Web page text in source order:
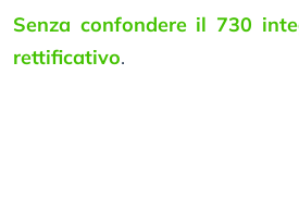
Senza confondere il 730
rettificativo.